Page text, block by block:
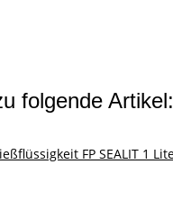
folgende Artikel: